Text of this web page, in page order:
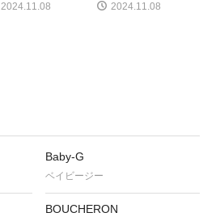
2024.11.08 2024.11.08
Baby-G
ベイビージー
BOUCHERON